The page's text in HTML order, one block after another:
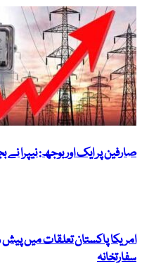
صارفین پر ایک اور بوجھ: نیپرا
امریکا پاکستان تعلقات میں
سفارتخانہ